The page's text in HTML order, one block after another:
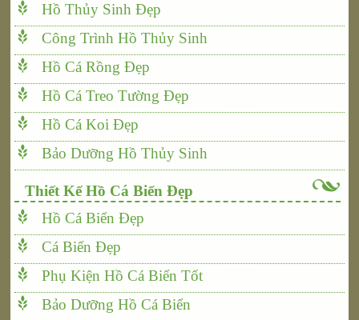
Hồ Thủy Sinh Đẹp
Công Trình Hồ Thủy Sinh
Hồ Cá Rồng Đẹp
Hồ Cá Treo Tường Đẹp
Hồ Cá Koi Đẹp
Bảo Dưỡng Hồ Thủy Sinh
Thiết Kế Hồ Cá Biển Đẹp
Hồ Cá Biển Đẹp
Cá Biển Đẹp
Phụ Kiện Hồ Cá Biển Tốt
Bảo Dưỡng Hồ Cá Biển